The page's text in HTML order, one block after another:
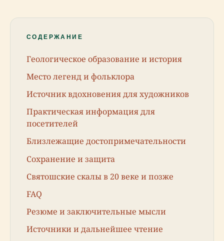
СОДЕРЖАНИЕ
Геологическое образование и история
Место легенд и фольклора
Источник вдохновения для художников
Практическая информация для
посетителей
Близлежащие достопримечательности
Сохранение и защита
Святошские скалы в 20 веке и позже
FAQ
Резюме и заключительные мысли
Источники и дальнейшее чтение